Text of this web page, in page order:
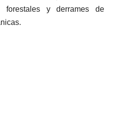
forestales y derrames de